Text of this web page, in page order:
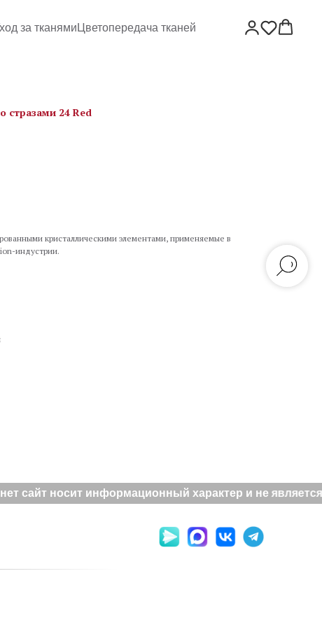
за тканями Цветопередача тканей
стразами 24 Red
кристаллическими элементами, применяемые в
индустрии.
сайт носит информационный характер и не